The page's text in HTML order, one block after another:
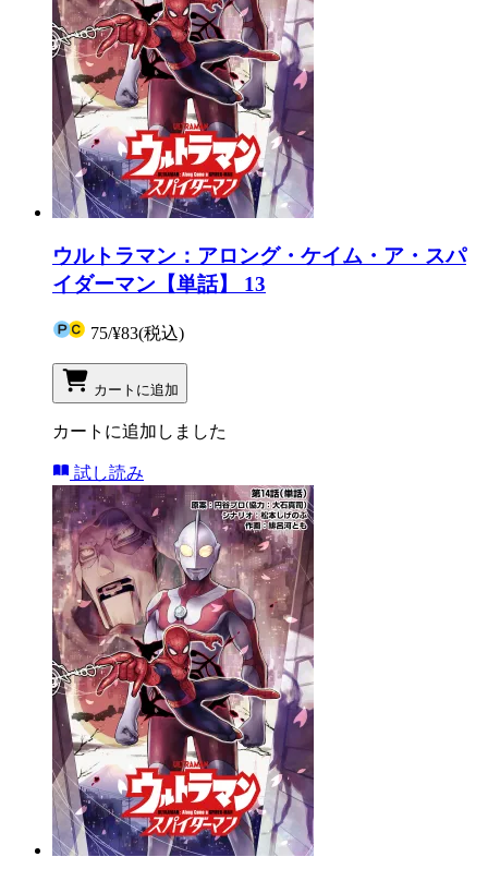
ウルトラマン：アロング・ケイム・ア・スパ
イダーマン【単話】 13
75/¥83(税込)
カートに追加
カートに追加しました
試し読み